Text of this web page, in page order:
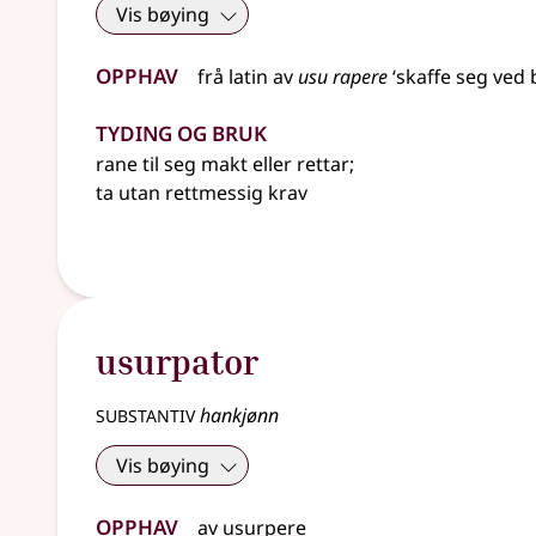
Vis bøying
Opphav frå latin av usu rapere‘skaffe seg ved
Tyding og bruk
rane til seg makt eller rettar;
ta utan rettmessig krav
usurpator
substantivhankjønn
Vis bøying
Opphav av usurpere